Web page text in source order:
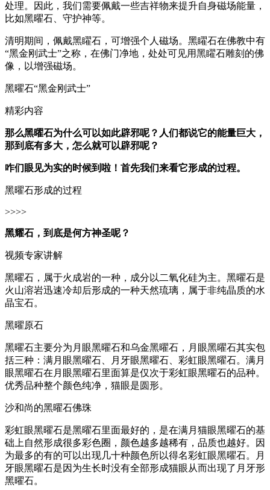
处理。因此，我们需要佩戴一些吉祥物来提升自身磁场能量，
比如黑曜石、守护神等。
清明期间，佩戴黑矅石，可增强个人磁场。黑矅石在佛教中有
“黑金刚武士”之称，在佛门净地，处处可见用黑矅石雕刻的佛
像，以增强磁场。
黑曜石“黑金刚武士”
精彩内容
那么黑曜石为什么可以如此辟邪呢？人们都说它的能量巨大，
那到底有多大，怎么就可以辟邪呢？
咋们眼见为实的时候到啦！首先我们来看它形成的过程。
黑曜石形成的过程
>>>>
黑耀石，到底是何方神圣呢？
视频专家讲解
黑曜石，属于火成岩的一种，成分以二氧化硅为主。黑曜石是
火山溶岩迅速冷却后形成的一种天然琉璃，属于非纯晶质的水
晶宝石。
黑曜原石
黑曜石主要分为月眼黑曜石和乌金黑曜石，月眼黑曜石其实包
括三种：满月眼黑曜石、月牙眼黑曜石、彩虹眼黑曜石。满月
眼黑曜石在月眼黑曜石里面算是仅次于彩虹眼黑曜石的品种。
优秀品种整个颜色纯净，猫眼是圆形。
沙和尚的黑曜石佛珠
彩虹眼黑曜石是黑曜石里面最好的，是在满月猫眼黑曜石的基
础上自然形成很多彩色圈，颜色越多越稀有，品质也越好。因
为最多的有的可以出现几十种颜色所以得名彩虹眼黑曜石。月
牙眼黑曜石是因为生长时没有全部形成猫眼从而出现了月牙形
黑曜石。